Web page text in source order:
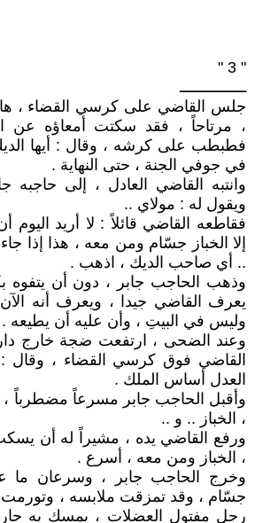
" 3 "
ـــــــــــــــ
جلس القاضي على كرسي القضاء ،
، مرتاحاً ، فقد سكتت أمعاؤه عن
فطبطب على كرشه ، وقال : أيها
في جوفي الجنة ، حتى النهاية .
وانتبه القاضي العادل ، إلى حاجبه
ويقول له : مولاي ..
فقاطعه القاضي قائلاً : لا أريد اليوم
إلا الخباز جسّام ومن معه ، هذا إذا
.. أي صاحب الديك ، اذهب .
وذهب الحاجب جابر ، دون أن يتفوه
يعرف القاضي جيدا ، ويعرف أنه
وليس في البيتِ ، وأن عليه أن يطيعه .
وعند الضحى ، ارتفعت ضجة خارج
القاضي فوق كرسي القضاء ، وقال :
العدل أساس الملك .
وأقبل الحاجب جابر مسرعاً مضطرباً
، الخباز .. و ..
ورفع القاضي يده ، مشيراً له أن
، الخباز ومن معه ، أسرع .
وخرج الحاجب جابر ، وسرعان ما
جسّام ، وقد تمزقت ملابسه ، وتورمت
رجل مفتول العضلات ، يمسك به